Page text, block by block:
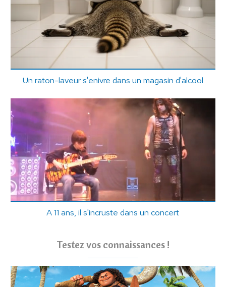
Un raton-laveur s'enivre dans un magasin d'alcool
A 11 ans, il s'incruste dans un concert
Testez vos connaissances !